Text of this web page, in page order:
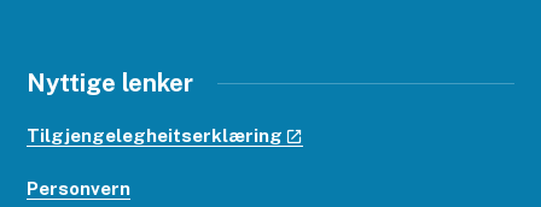
Nyttige lenker
Tilgjengelegheitserklæring
Personvern